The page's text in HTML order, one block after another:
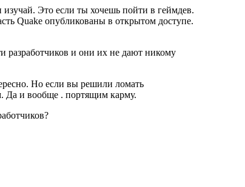
изучай. Это если ты хочешь пойти в геймдев.
Quake опубликованы в открытом доступе.
разработчиков и они их не дают никому
Но если вы решили ломать
Да и вообще . портящим карму.